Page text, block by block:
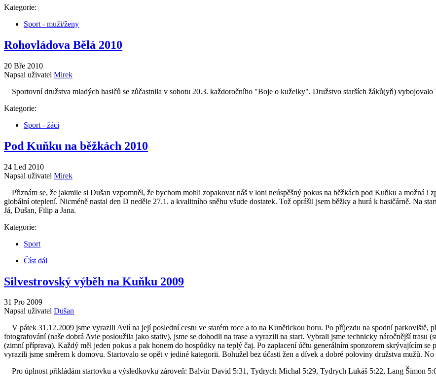
Kategorie:
Sport - muži/ženy
Rohovládova Bělá 2010
20 Bře 2010
Napsal uživatel Mirek
Sportovní družstva mladých hasičů se zůčastnila v sobotu 20.3. každoročního "Boje o kuželky". Družstvo starších žáků(yň) vybojovalo
Kategorie:
Sport - žáci
Pod Kuňku na běžkách 2010
24 Led 2010
Napsal uživatel Mirek
Přiznám se, že jakmile si Dušan vzpomněl, že bychom mohli zopakovat náš v loni neúspěšný pokus na běžkách pod Kuňku a možná i
globální oteplení. Nicméně nastal den D neděle 27.1. a kvalitního sněhu všude dostatek. Tož oprášil jsem běžky a hurá k hasičárně. Na
Já, Dušan, Filip a Jana.
Kategorie:
Sport
Číst dál
Silvestrovský výběh na Kuňku 2009
31 Pro 2009
Napsal uživatel Dušan
V pátek 31.12.2009 jsme vyrazili Avií na její poslední cestu ve starém roce a to na Kunětickou horu. Po příjezdu na spodní parkoviště,
fotografování (naše dobrá Avie posloužila jako stativ), jsme se dohodli na trase a vyrazili na start. Vybrali jsme technicky náročnější trasu
(zimní příprava). Každý měl jeden pokus a pak honem do hospůdky na teplý čaj. Po zaplacení účtu generálním sponzorem skrývajícím
vyrazili jsme směrem k domovu. Startovalo se opět v jediné kategorii. Bohužel bez účasti žen a dívek a dobré poloviny družstva mužů. No
Pro úplnost přikládám startovku a výsledkovku zároveň: Balvín David 5:31, Tydrych Michal 5:29, Tydrych Lukáš 5:22, Lang Šimon